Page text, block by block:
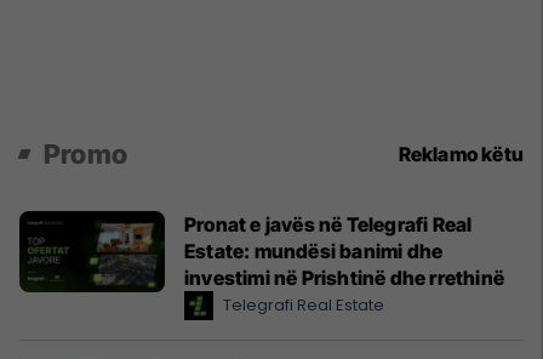
Promo Reklamo këtu
Pronat e javës në Telegrafi Real
Estate: mundësi banimi dhe
investimi në Prishtinë dhe rrethinë
Telegrafi Real Estate